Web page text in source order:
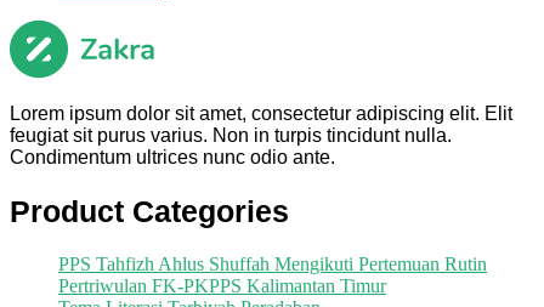
Lorem ipsum dolor sit amet, consectetur adipiscing elit. Elit
feugiat sit purus varius. Non in turpis tincidunt nulla.
Condimentum ultrices nunc odio ante.
Product Categories
PPS Tahfizh Ahlus Shuffah Mengikuti Pertemuan Rutin
Pertriwulan FK-PKPPS Kalimantan Timur